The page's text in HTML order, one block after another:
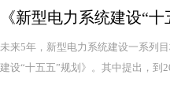
《新型电力系统建设“
未来5年，新型电力系统建设一系列
建设“十五五”规划》。其中提出，到